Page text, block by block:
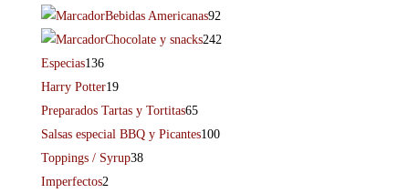
Bebidas Americanas92
Chocolate y snacks242
Especias136
Harry Potter19
Preparados Tartas y Tortitas65
Salsas especial BBQ y Picantes100
Toppings / Syrup38
Imperfectos2